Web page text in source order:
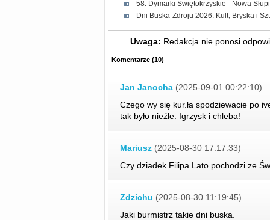
58. Dymarki Świętokrzyskie - Nowa
Dni Buska-Zdroju 2026. Kult, Bryska i
Uwaga: Redakcja nie ponosi
Komentarze (10)
Jan Janocha (2025-09-01 00:22:10)
Czego wy się kur.ła spodziewacie po
tak było nieźle. Igrzysk i chleba!
Mariusz (2025-08-30 17:17:33)
Czy dziadek Filipa Lato pochodzi ze
Zdzichu (2025-08-30 11:19:45)
Jaki burmistrz takie dni buska.